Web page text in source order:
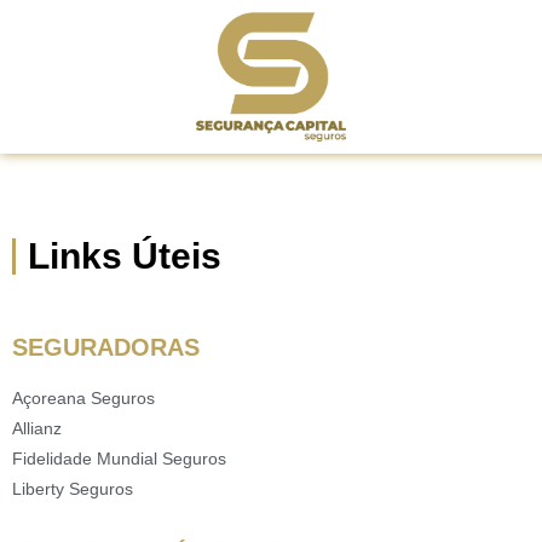
Links Úteis
SEGURADORAS
Açoreana Seguros
Allianz
Fidelidade Mundial Seguros
Liberty Seguros